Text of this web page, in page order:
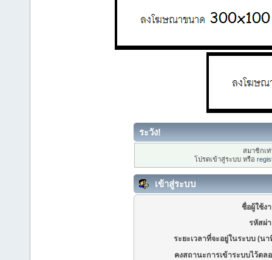
ระวัง!
สมาชิกเ
โปรดเข้าสู่ระบบ หรือ
เข้าสู่ระบบ
ชื่อผู้ใช้ง
รหัสผ่
ระยะเวลาที่จะอยู่ในระบบ (นา
คงสถานะการเข้าระบบไว้ตล